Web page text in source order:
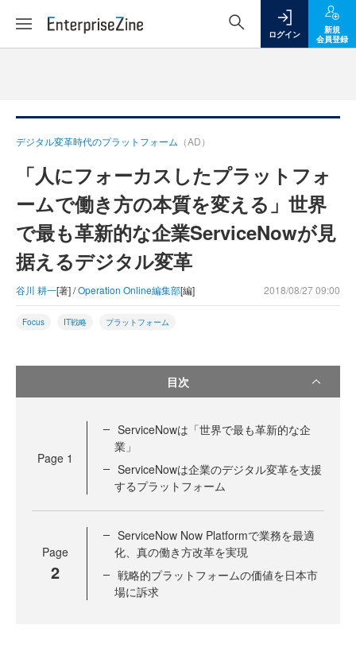
ログイン
新規
会員登録
デジタル変革時代のプラットフォーム （AD）
「人にフォーカスしたプラットフォ
ームで働き方の本質を変える」世界
で最も革新的な企業ServiceNowが見
据えるデジタル変革
谷川 耕一[著] /Operation Online編集部[編] 2018/08/27 09:00
Focus IT戦略 プラットフォーム
目次
Page 1
ServiceNowは「世界で最も革新的な企
業」
ServiceNowは企業のデジタル変革を支援
するプラットフォーム
Page
2
ServiceNow Now Platformで業務を最適
化、真の働き方改革を実現
戦略的プラットフォームの価値を日本市
場に訴求